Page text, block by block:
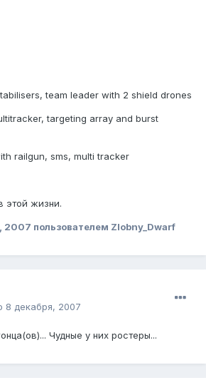
team leader with 2 shield drones
targeting array and burst
railgun, sms, multi tracker
этой жизни.
2007 пользователем Zlobny_Dwarf
8 декабря, 2007
Чудные у них ростеры...